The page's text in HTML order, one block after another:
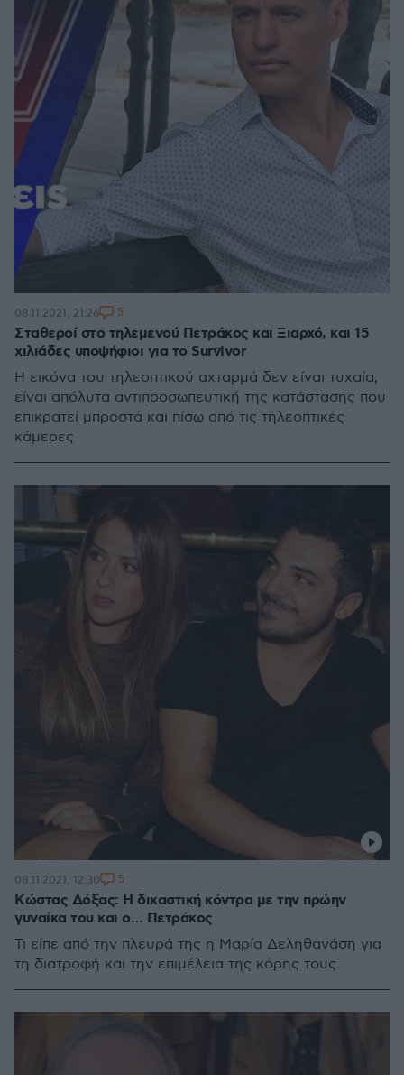
Σταθεροί στο τηλεμενού Πετράκος και Ξιαρχό, και 15
χιλιάδες υποψήφιοι για το Survivor
Η εικόνα του τηλεοπτικού αχταρμά δεν είναι τυχαία,
είναι απόλυτα αντιπροσωπευτική της κατάστασης που
επικρατεί μπροστά και πίσω από τις τηλεοπτικές
κάμερες
08.11.2021, 21:26 5
Κώστας Δόξας: Η δικαστική κόντρα με την πρώην
γυναίκα του και ο… Πετράκος
Τι είπε από την πλευρά της η Μαρία Δεληθανάση για
τη διατροφή και την επιμέλεια της κόρης τους
08.11.2021, 12:30 5